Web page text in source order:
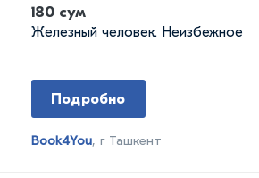
180 сум
Железный человек. Неизбежное
Подробно
Book4You, г Ташкент